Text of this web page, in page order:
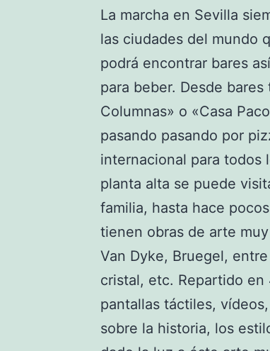
La marcha en Sevilla
las ciudades del mundo
podrá encontrar bares
para beber. Desde
Columnas» o «Casa
pasando pasando por
internacional para todos
planta alta se puede
familia, hasta hace
tienen obras de arte
Van Dyke, Bruegel,
cristal, etc. Repartido
pantallas táctiles,
sobre la historia, los